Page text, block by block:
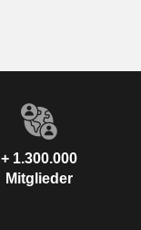
+ 1.300.000
Mitglieder